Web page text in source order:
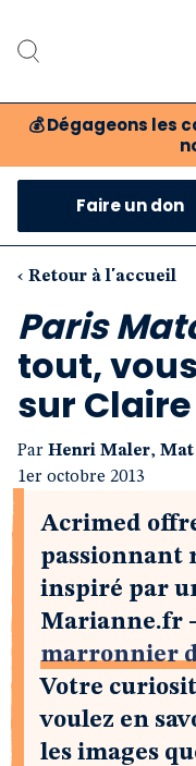
💰 Dégageons les
Faire un don
‹ Retour à l'accueil
Paris
tout,
sur
Par Henri Maler, Mat
1er octobre 2013
Acrimed
passionnant
inspiré par
Marianne.fr
marronnier
Votre
voulez en
les images